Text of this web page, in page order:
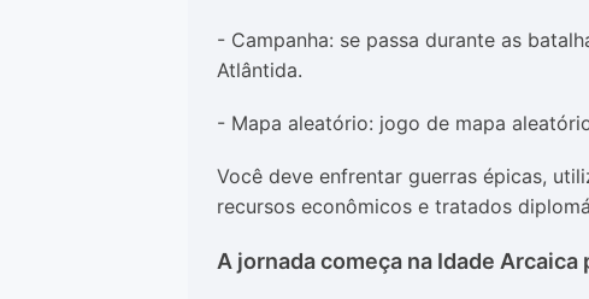
- Campanha: se passa durante as
Atlântida.
- Mapa aleatório: jogo de mapa
Você deve enfrentar guerras épicas,
recursos econômicos e tratados
A jornada começa na Idade Arcaica